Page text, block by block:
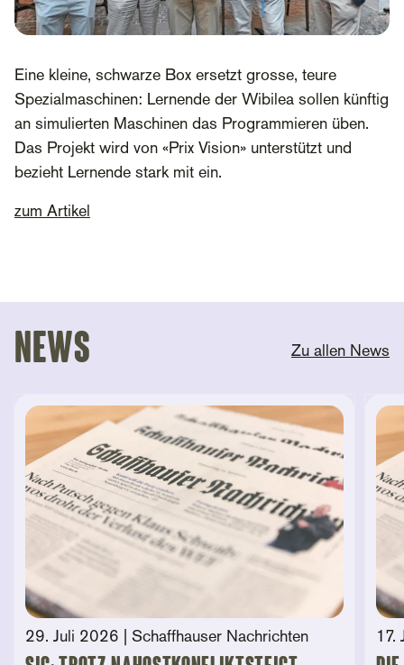
Eine kleine, schwarze Box ersetzt grosse, teure
Spezialmaschinen: Lernende der Wibilea sollen künftig
an simulierten Maschinen das Programmieren üben.
Das Projekt wird von «Prix Vision» unterstützt und
bezieht Lernende stark mit ein.
zum Artikel
News Zu allen News
29. Juli 2026 | Schaffhauser Nachrichten 17.